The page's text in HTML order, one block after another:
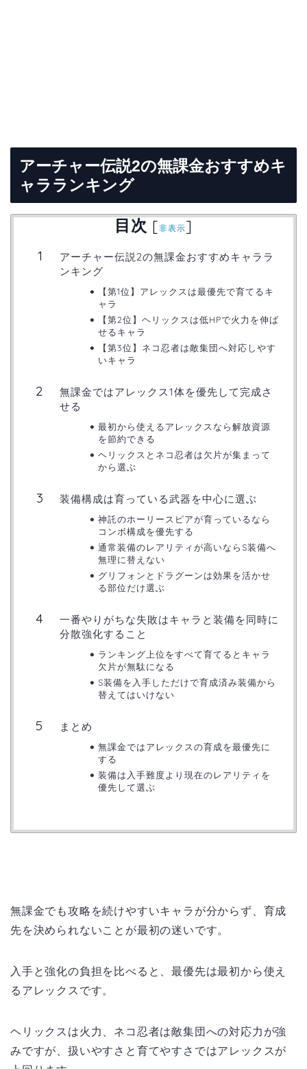
アーチャー伝説2の無課金おすすめキ
ャラランキング
目次 [非表示]
アーチャー伝説2の無課金おすすめキャララ
ンキング
【第1位】アレックスは最優先で育てるキ
ャラ
【第2位】ヘリックスは低HPで火力を伸ば
せるキャラ
【第3位】ネコ忍者は敵集団へ対応しやす
いキャラ
無課金ではアレックス1体を優先して完成さ
せる
最初から使えるアレックスなら解放資源
を節約できる
ヘリックスとネコ忍者は欠片が集まって
から選ぶ
装備構成は育っている武器を中心に選ぶ
神託のホーリースピアが育っているなら
コンボ構成を優先する
通常装備のレアリティが高いならS装備へ
無理に替えない
グリフォンとドラグーンは効果を活かせ
る部位だけ選ぶ
一番やりがちな失敗はキャラと装備を同時に
分散強化すること
ランキング上位をすべて育てるとキャラ
欠片が無駄になる
S装備を入手しただけで育成済み装備から
替えてはいけない
まとめ
無課金ではアレックスの育成を最優先に
する
装備は入手難度より現在のレアリティを
優先して選ぶ
無課金でも攻略を続けやすいキャラが分からず、育成
先を決められないことが最初の迷いです。
入手と強化の負担を比べると、最優先は最初から使え
るアレックスです。
ヘリックスは火力、ネコ忍者は敵集団への対応力が強
みですが、扱いやすさと育てやすさではアレックスが